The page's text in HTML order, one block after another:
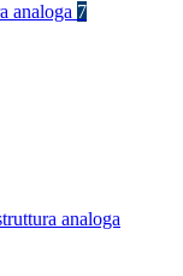
analoga 7
analoga